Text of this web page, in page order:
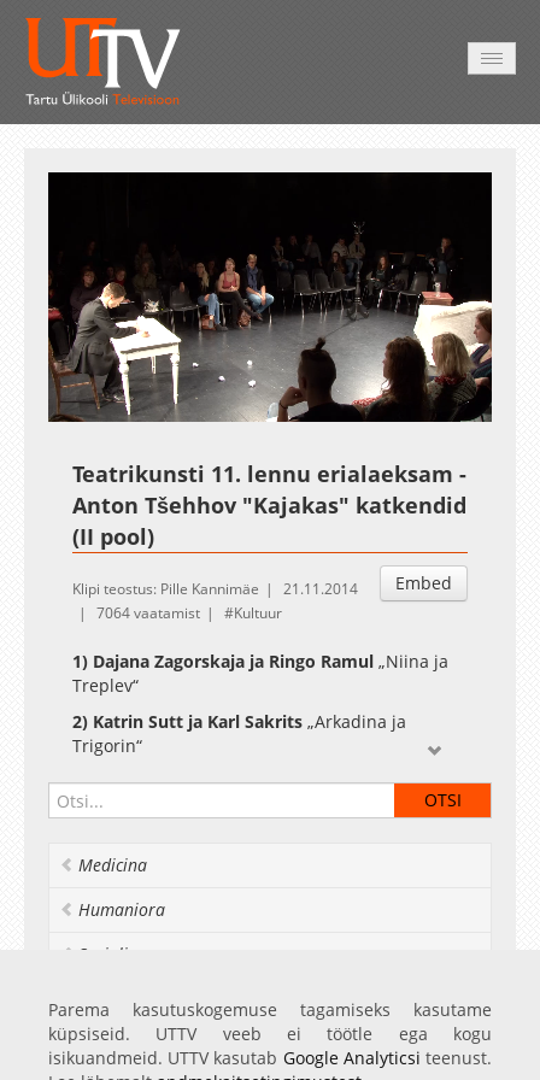
UnmuteLoaded
1.06%
Esituskiirused
Auto
Teatrikunsti 11. lennu erialaeksam -
Anton Tšehhov "Kajakas" katkendid
(II pool)
Embed
Klipi teostus: Pille Kannimäe
21.11.2014
7064 vaatamist
Kultuur
1) Dajana Zagorskaja ja Ringo Ramul „Niina ja
Treplev“
2) Katrin Sutt ja Karl Sakrits „Arkadina ja
Trigorin“
3) Helena Kesonen ja Martin Tikk„Arkadina ja
Treplev“
ja Sorin“
5) Getter Meresmaa ja Märten Matsu
„Treplev, Sorin, Niina“
7) Grete Jürgenson ja Karl Robert Saaremäe
Medicina
Humaniora
Socialia
Realia et naturalia
Ülikoolist veel
Parema kasutuskogemuse tagamiseks kasutame
küpsiseid. UTTV veeb ei töötle ega kogu
isikuandmeid. UTTV kasutab Google Analyticsi teenust.